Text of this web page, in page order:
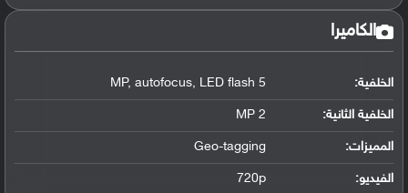
الكاميرا
الخلفية: 5 MP, autofocus, LED flash
الخلفية الثانية: 2 MP
المميزات: Geo-tagging
الفيديو: 720p